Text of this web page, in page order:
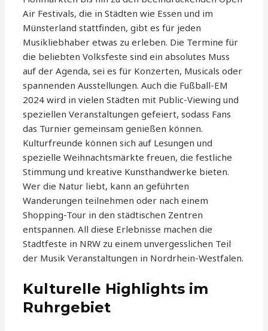
Air Festivals, die in Städten wie Essen und im
Münsterland stattfinden, gibt es für jeden
Musikliebhaber etwas zu erleben. Die Termine für
die beliebten Volksfeste sind ein absolutes Muss
auf der Agenda, sei es für Konzerten, Musicals oder
spannenden Ausstellungen. Auch die Fußball-EM
2024 wird in vielen Städten mit Public-Viewing und
speziellen Veranstaltungen gefeiert, sodass Fans
das Turnier gemeinsam genießen können.
Kulturfreunde können sich auf Lesungen und
spezielle Weihnachtsmärkte freuen, die festliche
Stimmung und kreative Kunsthandwerke bieten.
Wer die Natur liebt, kann an geführten
Wanderungen teilnehmen oder nach einem
Shopping-Tour in den städtischen Zentren
entspannen. All diese Erlebnisse machen die
Stadtfeste in NRW zu einem unvergesslichen Teil
der Musik Veranstaltungen in Nordrhein-Westfalen.
Kulturelle Highlights im
Ruhrgebiet